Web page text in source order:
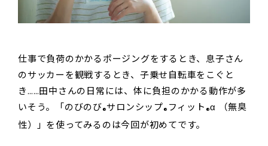
仕事で負荷のかかるポージングをするとき、息子さん
のサッカーを観戦するとき、子乗せ自転車をこぐと
き……田中さんの日常には、体に負担のかかる動作が多
いそう。「のびのび®サロンシップ® フィット®α （無臭
性）」を使ってみるのは今回が初めてです。